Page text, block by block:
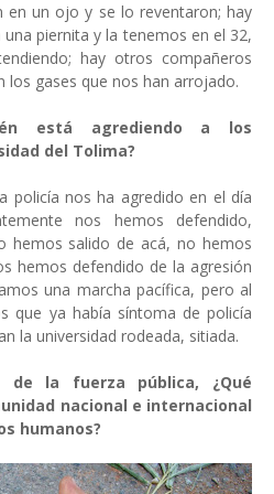
en un ojo y se lo reventaron; hay
piernita y la tenemos en el 32,
hay otros compañeros
los gases que nos han arrojado.
está agrediendo a los
del Tolima?
policía nos ha agredido en el día
nos hemos defendido,
hemos salido de acá, no hemos
hemos defendido de la agresión
una marcha pacífica, pero al
que ya había síntoma de policía
la universidad rodeada, sitiada.
la fuerza pública, ¿Qué
nacional e internacional
humanos?